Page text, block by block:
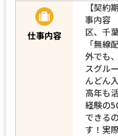
仕事内容
【契約
事内容
区、千
「無線
外でも
スグル
んどん
高年も
経験の
できる
す！実